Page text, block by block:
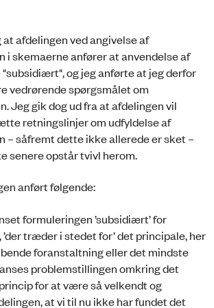
afdelingen ved angivelse af
i skemaerne anfører at anvendelse af
og jeg anførte at jeg derfor
vedrørende spørgsmålet om
Jeg gik dog ud fra at afdelingen vil
retningslinjer om udfyldelse af
– såfremt dette ikke allerede er sket –
senere opstår tvivl herom.
anført følgende:
formuleringen ’subsidiært’ for
træder i stedet for’ det principale, her
foranstaltning eller det mindste
problemstillingen omkring det
for at være så velkendt og
at vi til nu ikke har fundet det